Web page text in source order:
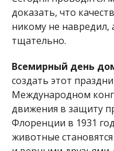
доказать, что
никому не навредил,
тщательно.
Всемирный день
создать этот
Международном
движения в защиту
Флоренции в 1931
животные